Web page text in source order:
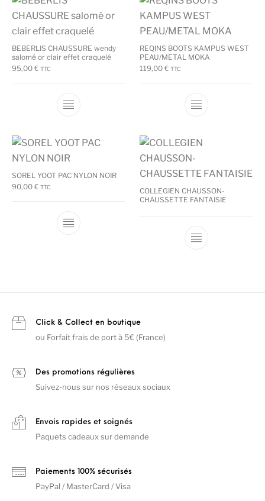
BEBERLIS CHAUSSURE wendy
salomé or clair effet craquelé
95,00€ TTC
Ce produit a plusieurs variations. Les
REQINS BOOTS KAMPUS WEST
PEAU/METAL MOKA
119,00 € TTC
Ce produit a
SOREL YOOT PAC NYLON NOIR
90,00€ TTC
Ce produit a plusieurs variations. Les
COLLEGIEN CHAUSSON-
CHAUSSETTE FANTAISIE
Click & Collect en boutique
ou Forfait frais de port à 5€ (France)
Des promotions régulières
Suivez-nous sur nos réseaux sociaux
Envois rapides et soignés
Paquets cadeaux sur demande
Paiements 100% sécurisés
PayPal / MasterCard / Visa